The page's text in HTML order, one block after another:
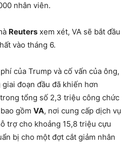
nhân viên.
Reuters xem xét, VA sẽ bắt đầu
vào tháng 6.
của Trump và cố vấn của ông,
giai đoạn đầu đã khiến hơn
tổng số 2,3 triệu công chức
gồm VA, nơi cung cấp dịch vụ
trợ cho khoảng 15,8 triệu cựu
bị cho một đợt cắt giảm nhân